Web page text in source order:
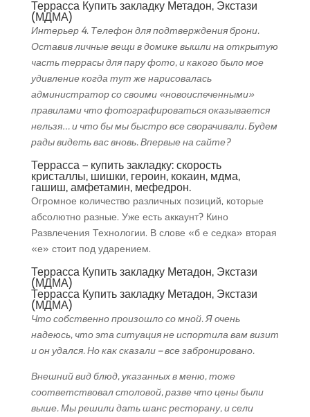
Террасса Купить закладку Метадон, Экстази
(МДМА)
Интерьер 4. Телефон для подтверждения брони.
Оставив личные вещи в домике вышли на открытую
часть террасы для пару фото, и какого было мое
удивление когда тут же нарисовалась
администратор со своими «новоиспеченными»
правилами что фотографироваться оказывается
нельзя… и что бы мы быстро все сворачивали. Будем
рады видеть вас вновь. Впервые на сайте?
Террасса – купить закладку: скорость
кристаллы, шишки, героин, кокаин, мдма,
гашиш, амфетамин, мефедрон.
Огромное количество различных позиций, которые
абсолютно разные. Уже есть аккаунт? Кино
Развлечения Технологии. В слове «б е седка» вторая
«е» стоит под ударением.
Террасса Купить закладку Метадон, Экстази
(МДМА)
Террасса Купить закладку Метадон, Экстази
(МДМА)
Что собственно произошло со мной. Я очень
надеюсь, что эта ситуация не испортила вам визит
и он удался. Но как сказали – все забронировано.
Внешний вид блюд, указанных в меню, тоже
соответствовал столовой, разве что цены были
выше. Мы решили дать шанс ресторану, и сели